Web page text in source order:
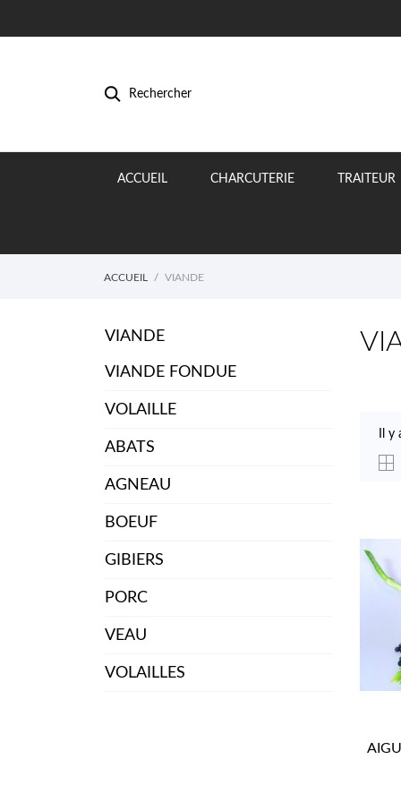
Rechercher
ACCUEIL CHARCUTERIE TRAITEUR
ACCUEIL VIANDE
VIANDE
VIANDE FONDUE
VOLAILLE
ABATS
AGNEAU
BOEUF
GIBIERS
PORC
VEAU
VOLAILLES
Il